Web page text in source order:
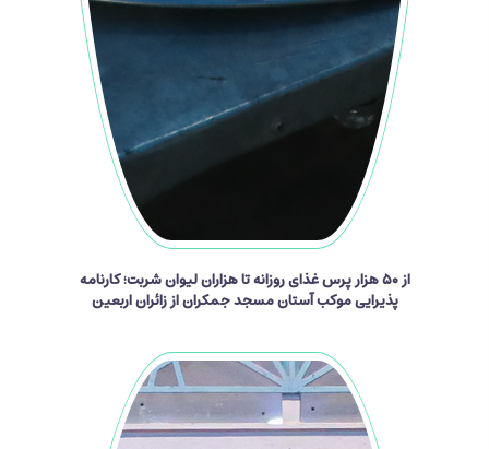
از ۵۰ هزار پرس غذای روزانه تا هزاران لیوان شربت؛ کارنامه
پذیرایی موکب آستان مسجد جمکران از زائران اربعین